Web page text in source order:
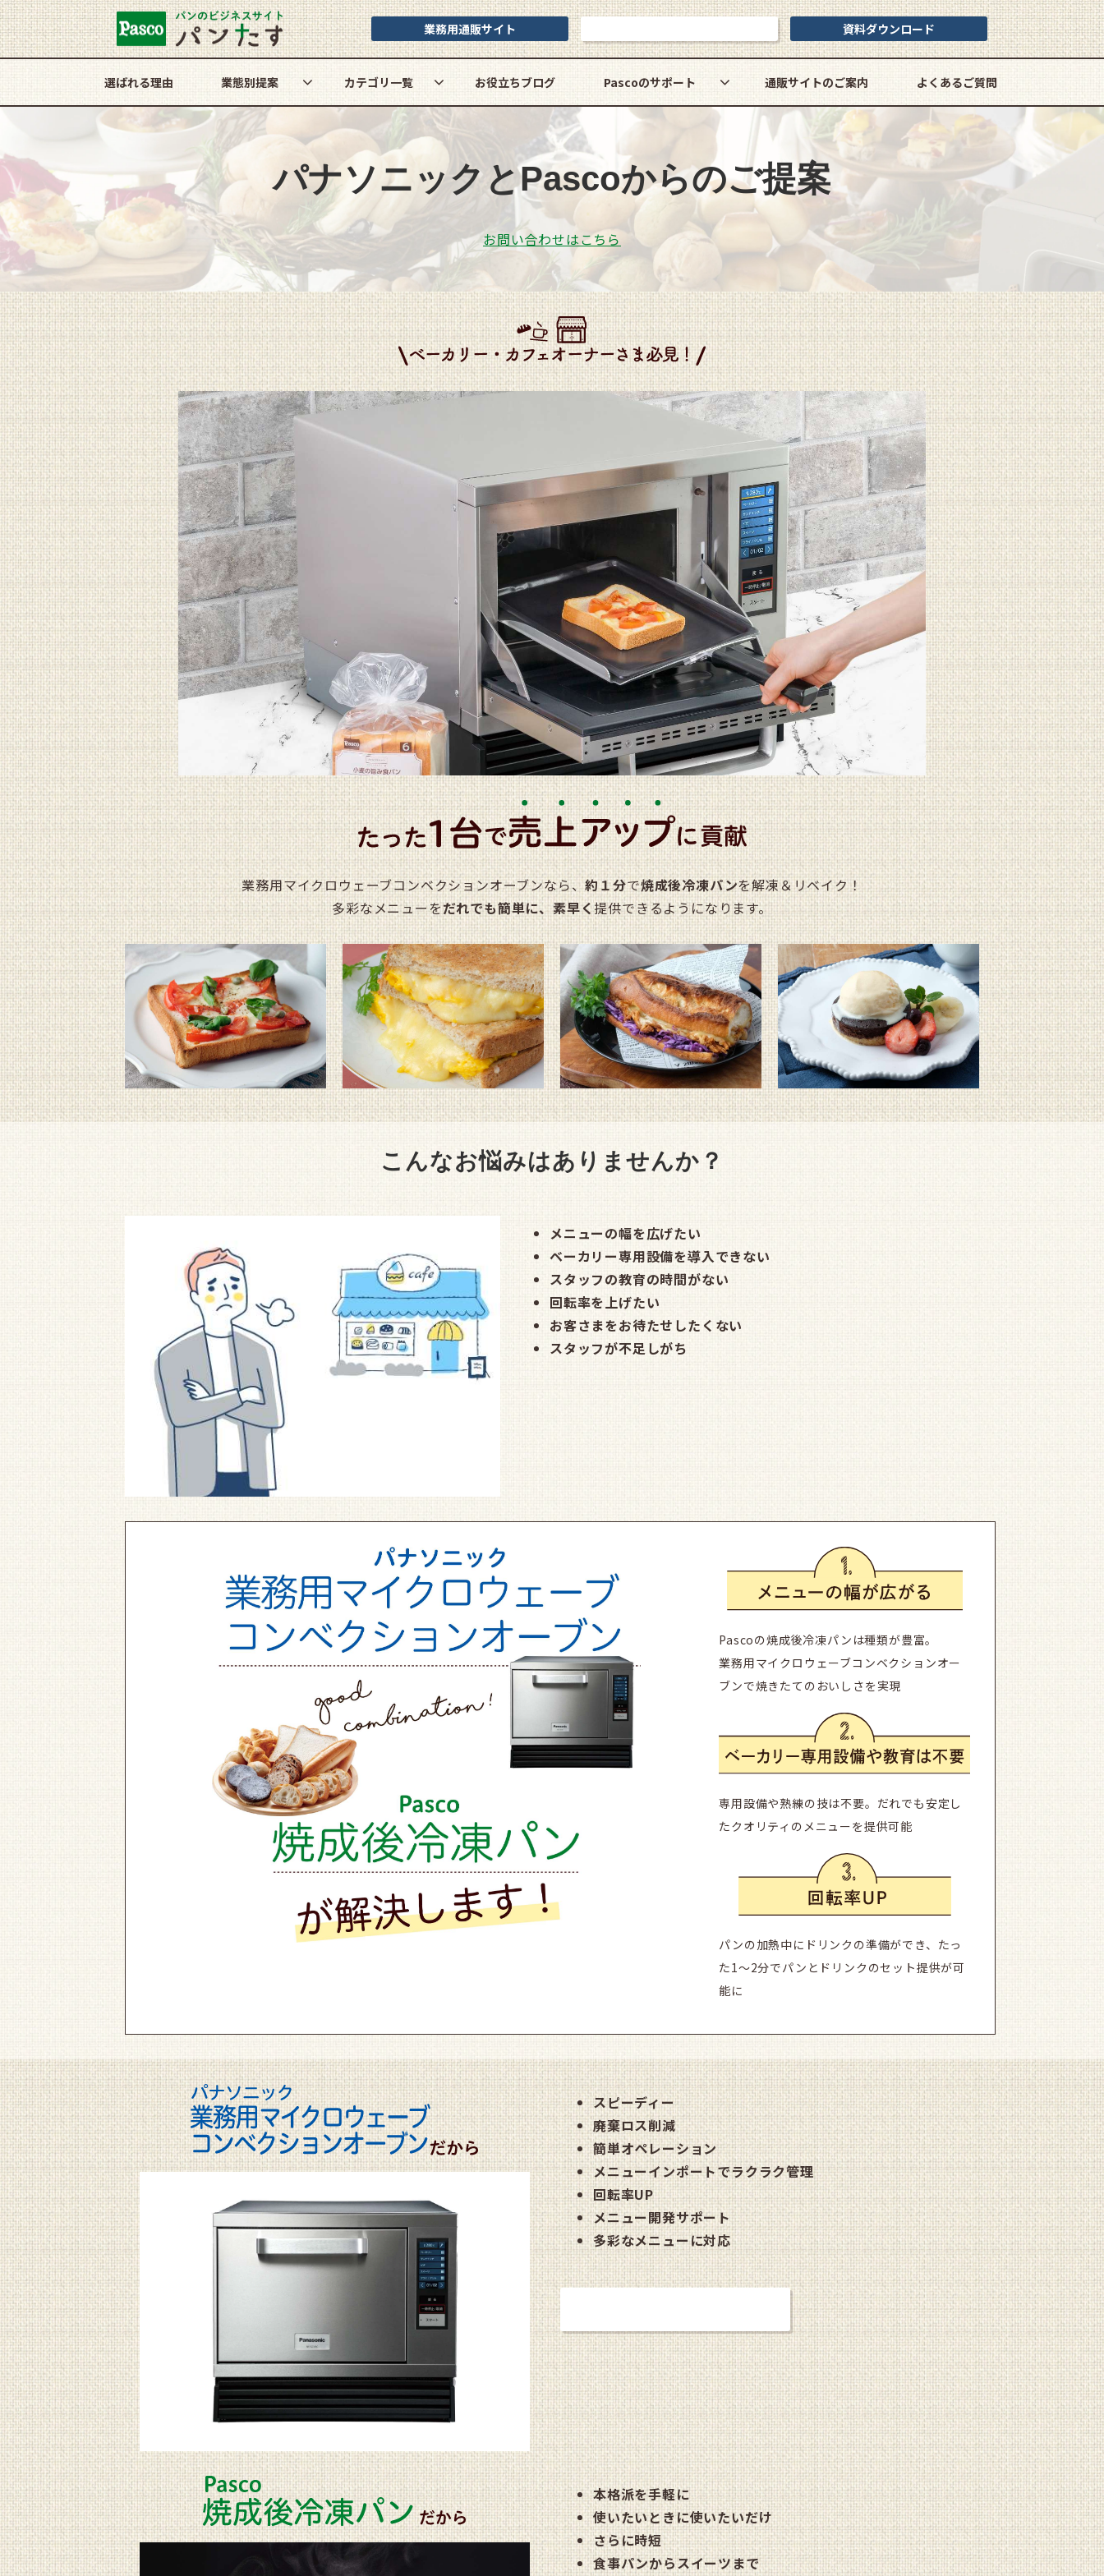
業務用通販サイト 資料ダウンロード
選ばれる理由 業態別提案 カテゴリ一覧 お役立ちブログ Pascoのサポート 通販サイトのご案内 よくあるご質問
パナソニックとPascoからのご提案
お問い合わせはこちら
業務用マイクロウェーブコンベクションオーブンなら、約１分で焼成後冷凍パンを解凍＆リベイク！
多彩なメニューをだれでも簡単に、素早く提供できるようになります。
こんなお悩みはありませんか？
メニューの幅を広げたい
ベーカリー専用設備を導入できない
スタッフの教育の時間がない
回転率を上げたい
お客さまをお待たせしたくない
スタッフが不足しがち
Pascoの焼成後冷凍パンは種類が豊富。
業務用マイクロウェーブコンベクションオー
ブンで焼きたてのおいしさを実現
専用設備や熟練の技は不要。だれでも安定し
たクオリティのメニューを提供可能
パンの加熱中にドリンクの準備ができ、たっ
た1〜2分でパンとドリンクのセット提供が可
能に
スピーディー
廃棄ロス削減
簡単オペレーション
メニューインポートでラクラク管理
回転率UP
メニュー開発サポート
多彩なメニューに対応
本格派を手軽に
使いたいときに使いたいだけ
さらに時短
食事パンからスイーツまで